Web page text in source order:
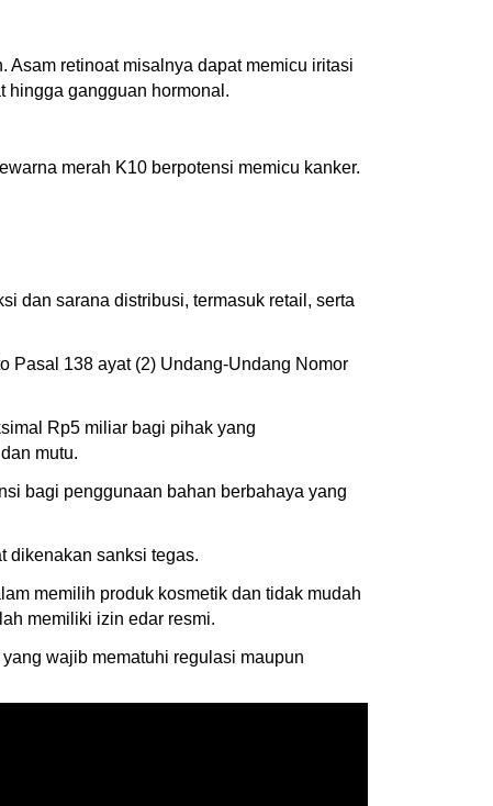
retinoat misalnya dapat memicu iritasi
hingga gangguan hormonal.
merah K10 berpotensi memicu kanker.
dan sarana distribusi, termasuk retail, serta
Pasal 138 ayat (2) Undang-Undang Nomor
Rp5 miliar bagi pihak yang
mutu.
bagi penggunaan bahan berbahaya yang
dikenakan sanksi tegas.
memilih produk kosmetik dan tidak mudah
memiliki izin edar resmi.
wajib mematuhi regulasi maupun